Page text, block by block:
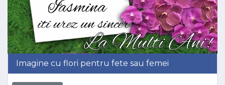
Imagine cu flori pentru fete sau femei